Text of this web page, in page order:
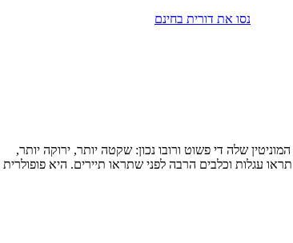
נסו את דורית בחינם
שלה די פשוט ורובו נכון: שקטה יותר, ירוקה יותר,
עגלות וכלבים הרבה לפני שתראו תיירים. היא פופולרית